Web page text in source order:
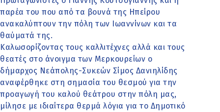
παρέα του που από τα βουνά της Ηπείρου
ανακαλύπτουν την πόλη των Ιωαννίνων και τα
θαύματά της.
Καλωσορίζοντας τους καλλιτέχνες αλλά και τους
θεατές στο άνοιγμα των Μερκουρείων ο
δήμαρχος Νεάπολης-Συκεών Σίμος Δανιηλίδης
αναφέρθηκε στη σημασία του θεσμού για την
προαγωγή του καλού θεάτρου στην πόλη μας,
μίλησε με ιδιαίτερα θερμά λόγια για το Δημοτικό